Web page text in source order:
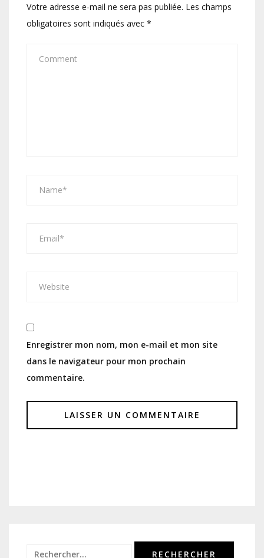
Votre adresse e-mail ne sera pas publiée. Les champs
obligatoires sont indiqués avec *
Enregistrer mon nom, mon e-mail et mon site
dans le navigateur pour mon prochain
commentaire.
Rechercher :